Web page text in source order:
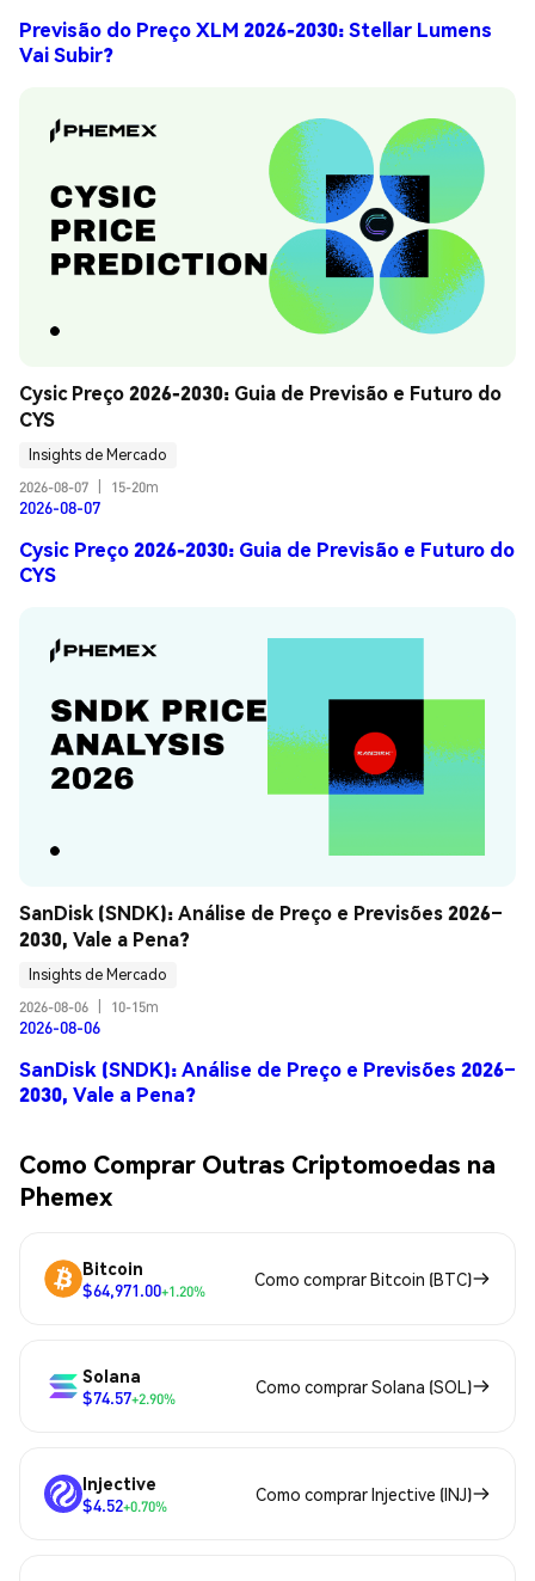
Previsão do Preço XLM 2026-2030: Stellar Lumens
Vai Subir?
Cysic Preço 2026-2030: Guia de Previsão e Futuro do
CYS
Insights de Mercado
2026-08-07
15-20m
2026-08-07
Cysic Preço 2026-2030: Guia de Previsão e Futuro do
CYS
SanDisk (SNDK): Análise de Preço e Previsões 2026–
2030, Vale a Pena?
Insights de Mercado
2026-08-06
10-15m
2026-08-06
SanDisk (SNDK): Análise de Preço e Previsões 2026–
2030, Vale a Pena?
Como Comprar Outras Criptomoedas na
Phemex
Bitcoin
$64,971.00+1.20%
Como comprar Bitcoin (BTC)
Solana
$74.57+2.90%
Como comprar Solana (SOL)
Injective
$4.52+0.70%
Como comprar Injective (INJ)